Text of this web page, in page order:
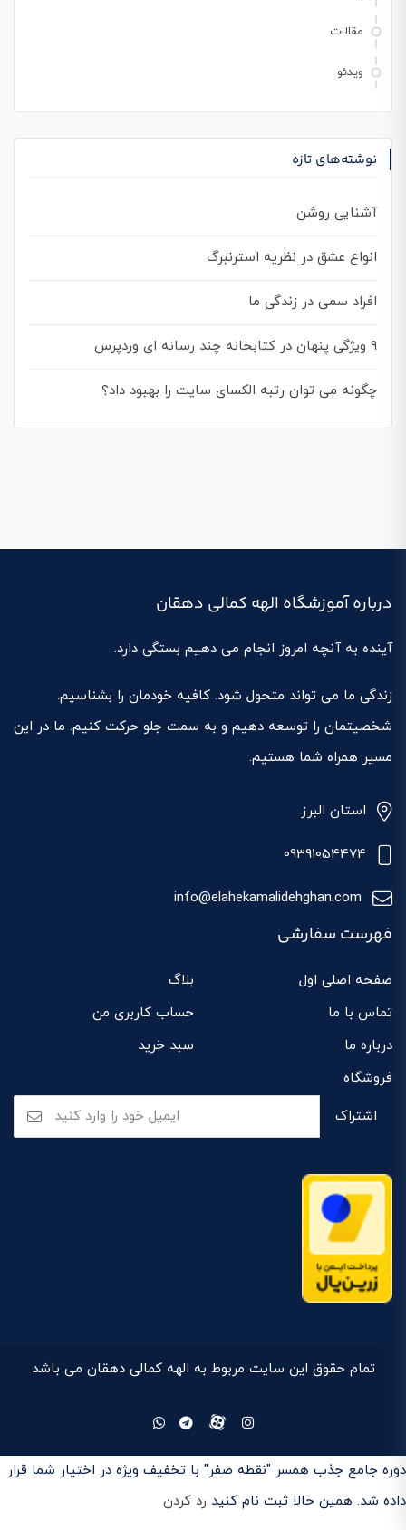
مقالات
ویدئو
نوشته‌های تازه
آشنایی روشن
انواع عشق در نظریه استرنبرگ
افراد سمی در زندگی ما
۹ ویژگی پنهان در کتابخانه چند رسانه ای وردپرس
چگونه می توان رتبه الکسای سایت را بهبود داد؟
درباره آموزشگاه الهه کمالی دهقان
آینده به آنچه امروز انجام می دهیم بستگی دارد.
زندگی ما می تواند متحول شود. کافیه خودمان را بشناسیم.
شخصیتمان را توسعه دهیم و به سمت جلو حرکت کنیم. ما در این
مسیر همراه شما هستیم.
استان البرز
09391054474
info@elahekamalidehghan.com
فهرست سفارشی
صفحه اصلی اول
بلاگ
تماس با ما
حساب کاربری من
درباره ما
سبد خرید
فروشگاه
تمام حقوق این سایت مربوط به الهه کمالی دهقان می باشد
دوره جامع جذب همسر "نقطه صفر" با تخفیف ویژه در اختیار شما قرار
داده شد. همین حالا ثبت نام کنید رد کردن